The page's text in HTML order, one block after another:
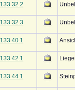
133.32.2
133.32.3
133.40.1
133.42.1
133.44.1